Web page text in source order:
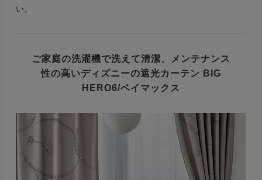
い。
ご家庭の洗濯機で洗えて清潔、
メンテナンス
性の高いディズニーの遮光カーテン BIG
HERO6/ベイマックス